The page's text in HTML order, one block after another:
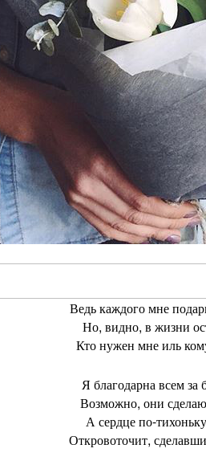
Ведь каждого мне
Но, видно, в жизни
Кто нужен мне иль
Я благодарна всем за
Возможно, они
А сердце по-
Откровоточит,